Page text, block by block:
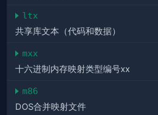
ltx
共享库文本（代码和数据）
mxx
十六进制内存映射类型编号xx
m86
DOS合并映射文件